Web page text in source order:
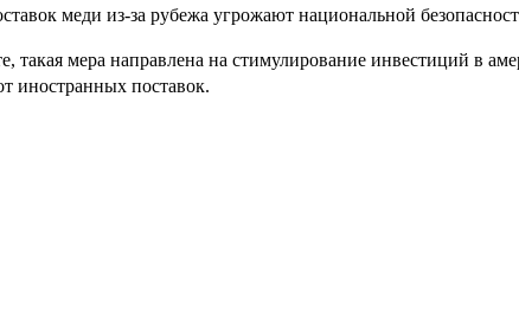
меди из-за рубежа угрожают национальной
такая мера направлена на стимулирование инвестиций в
иностранных поставок.